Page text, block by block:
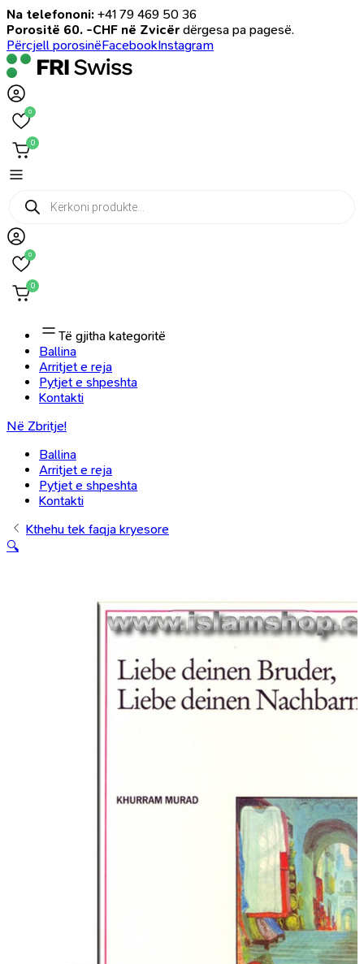
Na telefononi: +41 79 469 50 36
Porositë 60. -CHF në Zvicër dërgesa pa pagesë.
Përcjell porosinëFacebookInstagram
0
0
Products
search
0
0
Të gjitha kategoritë
Ballina
Arritjet e reja
Pytjet e shpeshta
Kontakti
Në Zbritje!
Ballina
Arritjet e reja
Pytjet e shpeshta
Kontakti
Kthehu tek faqja kryesore
🔍